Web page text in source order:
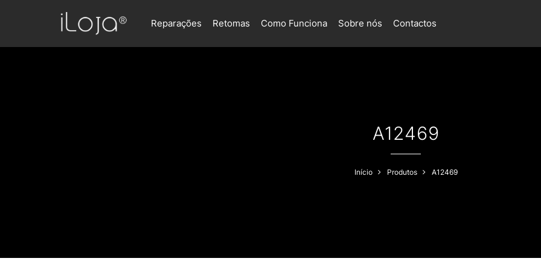
Reparações Retomas Como Funciona Sobre nós Contactos
A12469
Início Produtos A12469